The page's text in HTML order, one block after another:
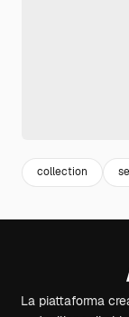
collection
La piattaforma